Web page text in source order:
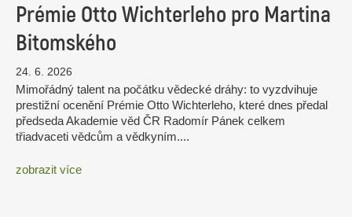
Prémie Otto Wichterleho pro Martina
Bitomského
24. 6. 2026
Mimořádný talent na počátku vědecké dráhy: to vyzdvihuje
prestižní ocenění Prémie Otto Wichterleho, které dnes předal
předseda Akademie věd ČR Radomír Pánek celkem
třiadvaceti vědcům a vědkyním....
zobrazit více